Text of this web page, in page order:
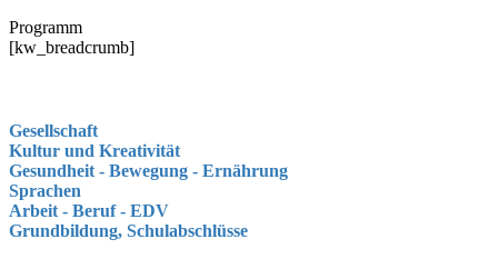
Programm
[kw_breadcrumb]
Gesellschaft
Kultur und Kreativität
Gesundheit - Bewegung - Ernährung
Sprachen
Arbeit - Beruf - EDV
Grundbildung, Schulabschlüsse